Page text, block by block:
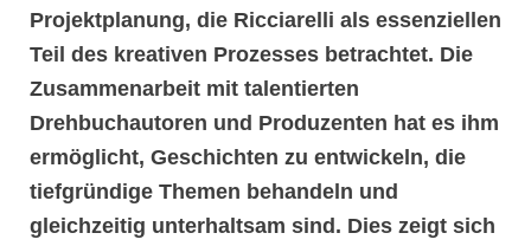
Projektplanung, die Ricciarelli als essenziellen
Teil des kreativen Prozesses betrachtet. Die
Zusammenarbeit mit talentierten
Drehbuchautoren und Produzenten hat es ihm
ermöglicht, Geschichten zu entwickeln, die
tiefgründige Themen behandeln und
gleichzeitig unterhaltsam sind. Dies zeigt sich